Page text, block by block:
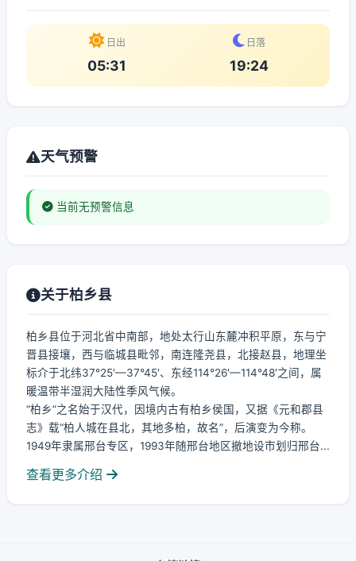
日出
05:31
日落
19:24
天气预警
当前无预警信息
关于柏乡县
柏乡县位于河北省中南部，地处太行山东麓冲积平原，东与宁
晋县接壤，西与临城县毗邻，南连隆尧县，北接赵县，地理坐
标介于北纬37°25′—37°45′、东经114°26′—114°48′之间，属
暖温带半湿润大陆性季风气候。
“柏乡”之名始于汉代，因境内古有柏乡侯国，又据《元和郡县
志》载“柏人城在县北，其地多柏，故名”，后演变为今称。
1949年隶属邢台专区，1993年随邢台地区撤地设市划归邢台...
查看更多介绍